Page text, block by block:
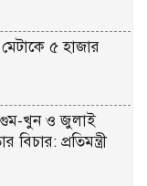
৫ হাজার
খুন ও জুলাই
প্রতিমন্ত্রী